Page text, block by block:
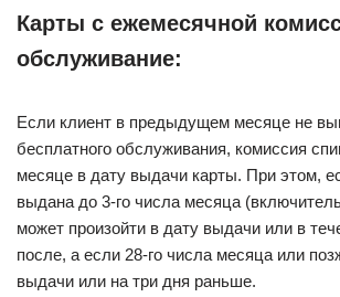
Карты с ежемесячной
обслуживание:
Если клиент в предыдущем месяце не
бесплатного обслуживания, комиссия
месяце в дату выдачи карты. При этом,
выдана до 3-го числа месяца
может произойти в дату выдачи или в
после, а если 28-го числа месяца или
выдачи или на три дня раньше.